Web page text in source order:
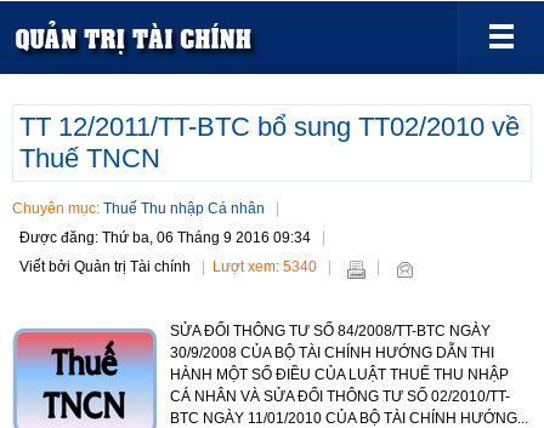
TT 12/2011/TT-BTC bổ sung TT02/2010 về
Thuế TNCN
Chuyên mục: Thuế Thu nhập Cá nhân
Được đăng: Thứ ba, 06 Tháng 9 2016 09:34
Viết bởi Quản trị Tài chính
Lượt xem: 5340
SỬA ĐỔI THÔNG TƯ SỐ 84/2008/TT-BTC NGÀY
30/9/2008 CỦA BỘ TÀI CHÍNH HƯỚNG DẪN THI
HÀNH MỘT SỐ ĐIỀU CỦA LUẬT THUẾ THU NHẬP
CÁ NHÂN VÀ SỬA ĐỔI THÔNG TƯ SỐ 02/2010/TT-
BTC NGÀY 11/01/2010 CỦA BỘ TÀI CHÍNH HƯỚNG...